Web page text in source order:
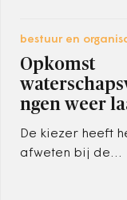
bestuur en
Opkomst
ngen weer
De kiezer heeft
afweten bij de